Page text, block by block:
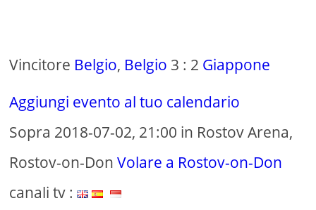
Vincitore Belgio, Belgio 3 : 2 Giappone
Aggiungi evento al tuo calendario
Sopra 2018-07-02, 21:00 in Rostov Arena,
Rostov-on-DonVolare a Rostov-on-Don
canali tv :